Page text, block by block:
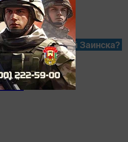
MАХ:
курсе новостей Заинска?